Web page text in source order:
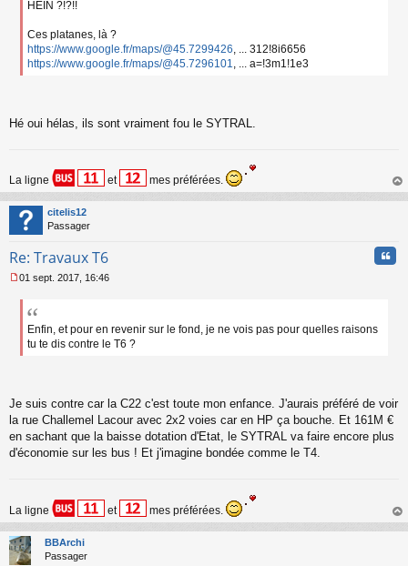
HEIN ?!?!!
Ces platanes, là ?
https://www.google.fr/maps/@45.7299426 , ... 312!8i6656
https://www.google.fr/maps/@45.7296101
, ... a=!3m1!1e3
Hé oui hélas, ils sont vraiment fou le SYTRAL.
La ligne et mes préférées.
au
citelis12
Passager
Re: Travaux T6
e
g
n
u
01 sept. 2017, 16:46
Enfin, et pour en revenir sur le fond, je ne vois pas pour quelles raisons
tu te dis contre le T6 ?
Je suis contre car la C22 c'est toute mon enfance. J'aurais préféré de voir
la rue Challemel Lacour avec 2x2 voies car en HP ça bouche. Et 161M €
en sachant que la baisse dotation d'Etat, le SYTRAL va faire encore plus
d'économie sur les bus ! Et j'imagine bondée comme le T4.
La ligne et mes préférées.
au
BBArchi
Passager